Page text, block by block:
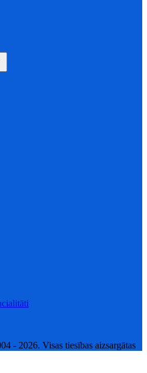
- 2026. Visas tiesības aizsargātas